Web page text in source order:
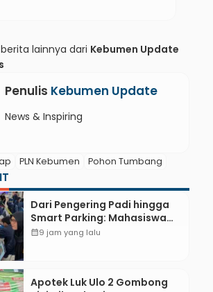
lainnya dari Kebumen Update
Penulis Kebumen Update
News & Inspiring
PLN Kebumen Pohon Tumbang
Dari Pengering Padi hingga
Smart Parking: Mahasiswa
UPB Unjuk Gigi Lewat
calendar_month9 jam yang lalu
Apotek Luk Ulo 2 Gombong